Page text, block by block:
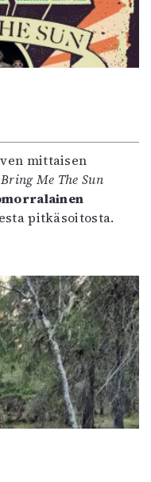
mittaisen
Bring Me The Sun
pitkäsoitosta.